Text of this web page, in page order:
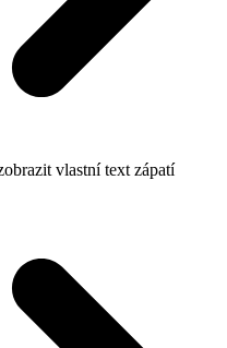
vlastní text zápatí